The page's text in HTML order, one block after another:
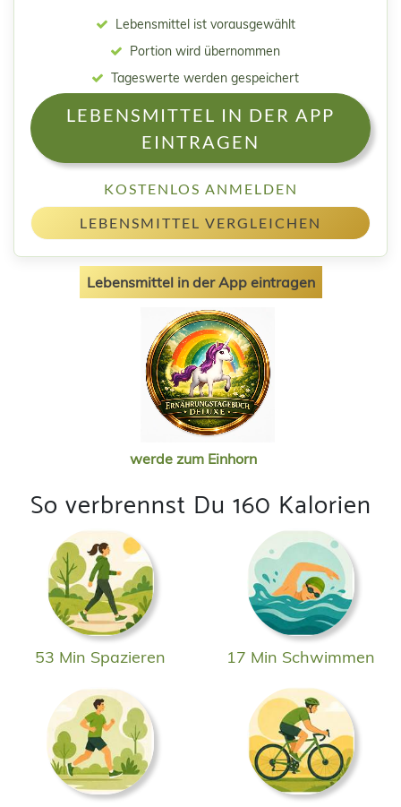
Lebensmittel ist vorausgewählt
Portion wird übernommen
Tageswerte werden gespeichert
LEBENSMITTEL IN DER APP
EINTRAGEN
KOSTENLOS ANMELDEN
LEBENSMITTEL VERGLEICHEN
Lebensmittel in der App eintragen
werde zum Einhorn
So verbrennst Du 160 Kalorien
53 Min Spazieren 17 Min Schwimmen